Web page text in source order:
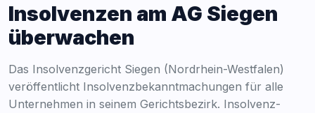
Insolvenzen am AG Siegen
überwachen
Das Insolvenzgericht Siegen (Nordrhein-Westfalen)
veröffentlicht Insolvenzbekanntmachungen für alle
Unternehmen in seinem Gerichtsbezirk. Insolvenz-